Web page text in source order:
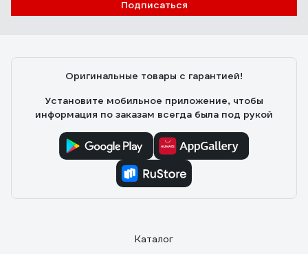
Подписаться
Оригинальные товары с гарантией!
Установите мобильное приложение, чтобы
информация по заказам всегда была под рукой
Каталог